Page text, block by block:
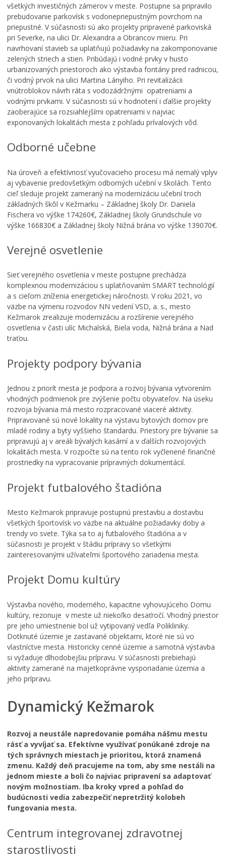
všetkých investičných zámerov v meste. Postupne sa pripravilo
prebudovanie parkovísk s vodonepriepustným povrchom na
priepustné. V súčasnosti sú ako projekty pripravené parkoviská
pri Severke, na ulici Dr. Alexandra a Obrancov mieru. Pri
navrhovaní stavieb sa uplatňujú požiadavky na zakomponovanie
zelených striech a stien. Pribúdajú i vodné prvky v husto
urbanizovaných priestoroch ako výstavba fontány pred radnicou,
či vodný prvok na ulici Martina Lányiho. Pri revitalizácii
vnútroblokov návrh ráta s vodozádržnými opatreniami a
vodnými prvkami. V súčasnosti sú v hodnotení i ďalšie projekty
zaoberajúce sa rozsiahlejšími opatreniami v najviac
exponovaných lokalitách mesta z pohľadu prívalových vôd.
Odborné učebne
Na úroveň a efektívnosť vyučovacieho procesu má nemalý vplyv
aj vybavenie predovšetkým odborných učební v školách. Tento
cieľ sleduje projekt zameraný na modernizáciu učební troch
základných škôl v Kežmarku – Základnej školy Dr. Daniela
Fischera vo výške 174260€, Základnej školy Grundschule vo
výške 166830€ a Základnej školy Nižná brána vo výške 139070€.
Verejné osvetlenie
Sieť verejného osvetlenia v meste postupne prechádza
komplexnou modernizáciou s uplatňovaním SMART technológií
a s cieľom zníženia energetickej náročnosti. V roku 2021, vo
väzbe na výmenu rozvodov NN vedení VSD, a. s., mesto
Kežmarok zrealizuje modernizáciu a rozšírenie verejného
osvetlenia v časti ulíc Michalská, Biela voda, Nižná brána a Nad
traťou.
Projekty podpory bývania
Jednou z priorít mesta je podpora a rozvoj bývania vytvorením
vhodných podmienok pre zvýšenie počtu obyvateľov. Na úseku
rozvoja bývania má mesto rozpracované viaceré aktivity.
Pripravované sú nové lokality na výstavu bytových domov pre
mladé rodiny a byty vyššieho štandardu. Priestory pre bývanie sa
pripravujú aj v areáli bývalých kasární a v ďalších rozvojových
lokalitách mesta. V rozpočte sú na tento rok vyčlenené finančné
prostriedky na vypracovanie prípravných dokumentácií.
Projekt futbalového štadióna
Mesto Kežmarok pripravuje postupnú prestavbu a dostavbu
všetkých športovísk vo väzbe na aktuálne požiadavky doby a
trendy vo svete. Týka sa to aj futbalového štadióna a v
súčasnosti je projekt v štádiu prípravy so všetkými
zainteresovanými užívateľmi športového zariadenia mesta.
Projekt Domu kultúry
Výstavba nového, moderného, kapacitne vyhovujúceho Domu
kultúry, rezonuje v meste už niekoľko desaťročí. Vhodný priestor
pre jeho umiestnenie bol už vytipovaný vedľa Polikliniky.
Dotknuté územie je zastavané objektami, ktoré nie sú vo
vlastníctve mesta. Historicky cenné územie a samotná výstavba
si vyžaduje dlhodobejšiu prípravu. V súčasnosti prebiehajú
aktivity zamerané na majetkoprávne vysporiadanie územia a
jeho prípravu.
Dynamický Kežmarok
Rozvoj a neustále napredovanie pomáha nášmu mestu
rásť a vyvíjať sa. Efektívne využívať ponúkané zdroje na
tých správnych miestach je prioritou, ktorá znamená
zmenu. Každý deň pracujeme na tom, aby sme nestáli na
jednom mieste a boli čo najviac pripravení sa adaptovať
novým možnostiam. Iba kroky vpred a pohľad do
budúcnosti vedia zabezpečiť nepretržitý kolobeh
fungovania mesta.
Centrum integrovanej zdravotnej
starostlivosti